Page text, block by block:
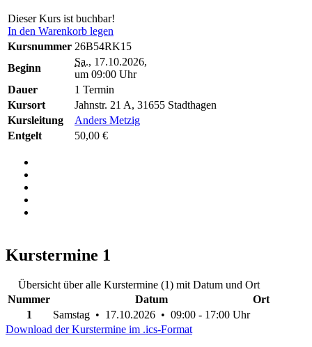
Dieser Kurs ist buchbar!
In den Warenkorb legen
Kursnummer 26B54RK15
Beginn
Sa., 17.10.2026,
um 09:00 Uhr
Dauer
1 Termin
Kursort
Jahnstr. 21 A, 31655 Stadthagen
Kursleitung
Anders Metzig
Entgelt
50,00 €
Kurstermine 1
Übersicht über alle Kurstermine (1) mit Datum und Ort
Nummer
Datum
Ort
1
Samstag • 17.10.2026 • 09:00 - 17:00 Uhr
Download der Kurstermine im .ics-Format